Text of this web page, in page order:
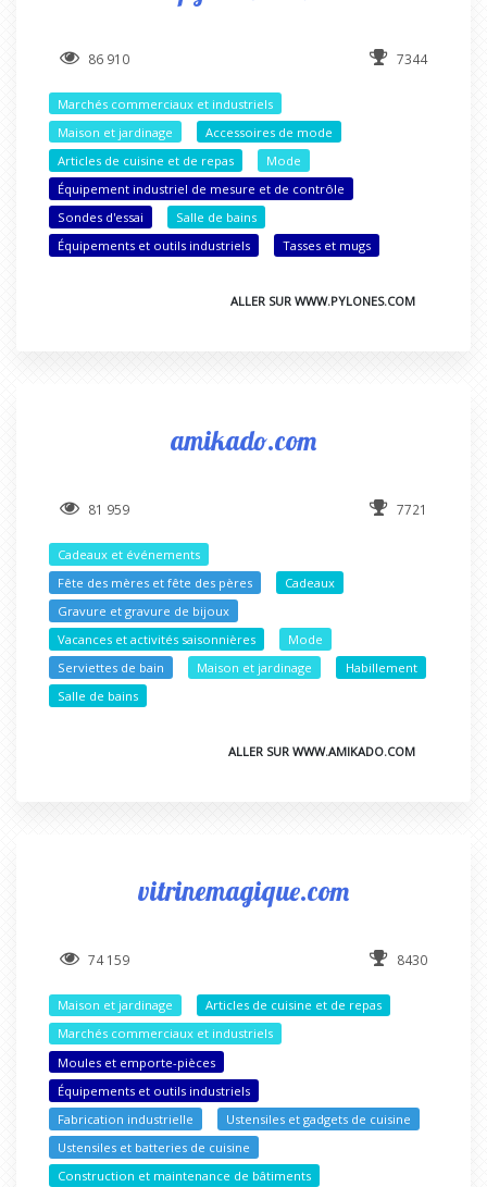
86 910 7344
Marchés commerciaux et industriels
Maison et jardinage
Accessoires de mode
Articles de cuisine et de repas
Mode
Équipement industriel de mesure et de contrôle
Sondes d'essai
Salle de bains
Équipements et outils industriels
Tasses et mugs
ALLER SUR WWW.PYLONES.COM
amikado.com
81 959 7721
Cadeaux et événements
Fête des mères et fête des pères
Cadeaux
Gravure et gravure de bijoux
Vacances et activités saisonnières
Mode
Serviettes de bain
Maison et jardinage
Habillement
Salle de bains
ALLER SUR WWW.AMIKADO.COM
vitrinemagique.com
74 159 8430
Maison et jardinage
Articles de cuisine et de repas
Marchés commerciaux et industriels
Moules et emporte-pièces
Équipements et outils industriels
Fabrication industrielle
Ustensiles et gadgets de cuisine
Ustensiles et batteries de cuisine
Construction et maintenance de bâtiments